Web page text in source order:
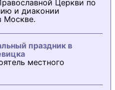
Церкви по
и диаконии
Москве.
праздник в
местного